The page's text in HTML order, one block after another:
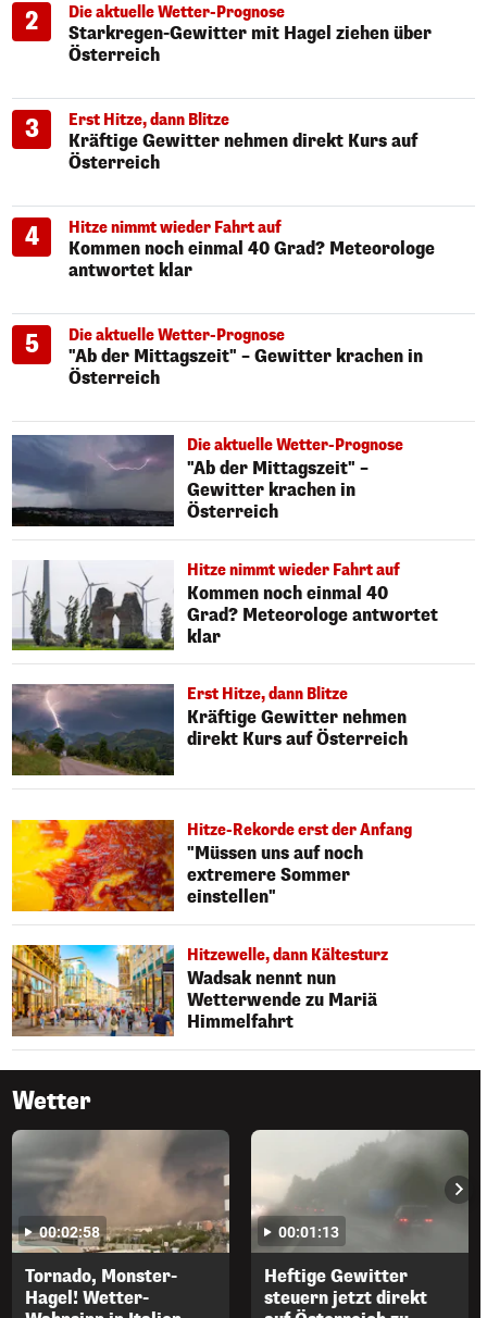
2 Die aktuelle Wetter-Prognose
Starkregen-Gewitter mit Hagel ziehen über
Österreich
3 Erst Hitze, dann Blitze
Kräftige Gewitter nehmen direkt Kurs auf
Österreich
4 Hitze nimmt wieder Fahrt auf
Kommen noch einmal 40 Grad? Meteorologe
antwortet klar
5 Die aktuelle Wetter-Prognose
"Ab der Mittagszeit" – Gewitter krachen in
Österreich
Die aktuelle Wetter-Prognose
"Ab der Mittagszeit" –
Gewitter krachen in
Österreich
Hitze nimmt wieder Fahrt auf
Kommen noch einmal 40
Grad? Meteorologe antwortet
klar
Erst Hitze, dann Blitze
Kräftige Gewitter nehmen
direkt Kurs auf Österreich
Hitze-Rekorde erst der Anfang
"Müssen uns auf noch
extremere Sommer
einstellen"
Hitzewelle, dann Kältesturz
Wadsak nennt nun
Wetterwende zu Mariä
Himmelfahrt
Wetter
00:02:58
Tornado, Monster-
Hagel! Wetter-
00:01:13
Heftige Gewitter
steuern jetzt direkt